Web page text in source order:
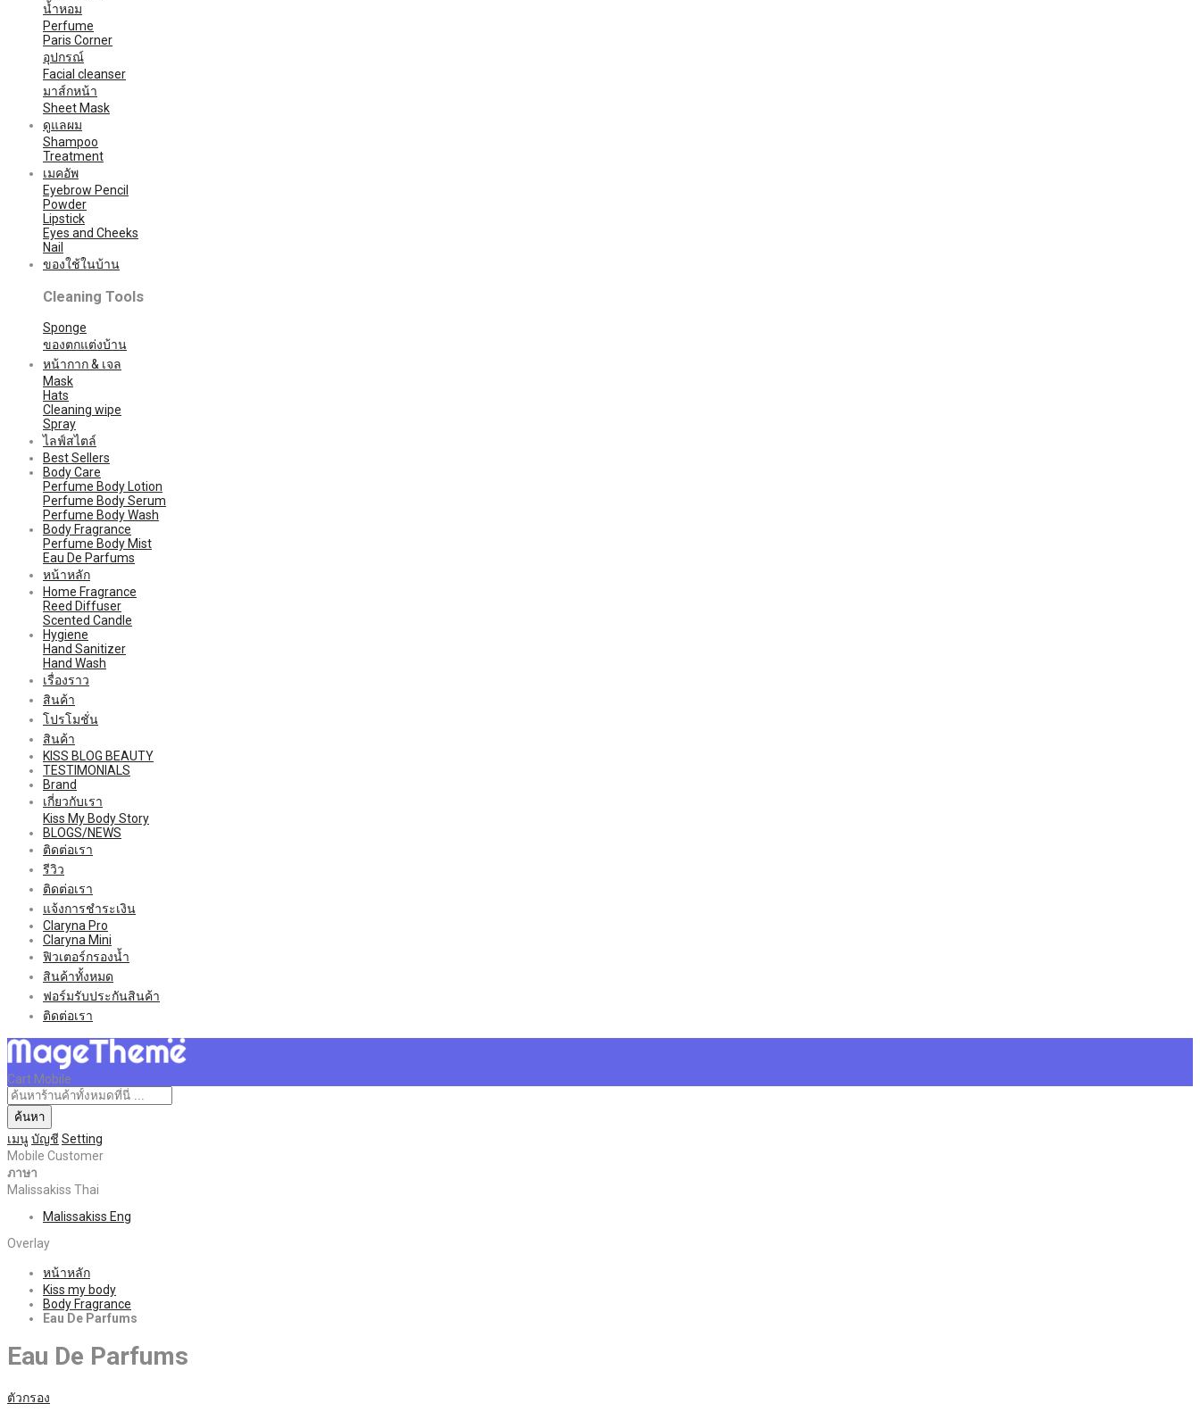
น้ำหอม
Perfume
Paris Corner
อุปกรณ์
Facial cleanser
มาส์กหน้า
Sheet Mask
ดูแลผม
Shampoo
Treatment
เมคอัพ
Eyebrow Pencil
Powder
Lipstick
Eyes and Cheeks
Nail
ของใช้ในบ้าน
Cleaning Tools
Sponge
ของตกแต่งบ้าน
หน้ากาก & เจล
Mask
Hats
Cleaning wipe
Spray
ไลฟ์สไตล์
Best Sellers
Body Care
Perfume Body Lotion
Perfume Body Serum
Perfume Body Wash
Body Fragrance
Perfume Body Mist
Eau De Parfums
หน้าหลัก
Home Fragrance
Reed Diffuser
Scented Candle
Hygiene
Hand Sanitizer
Hand Wash
เรื่องราว
สินค้า
โปรโมชั่น
สินค้า
KISS BLOG BEAUTY
TESTIMONIALS
Brand
เกี่ยวกับเรา
Kiss My Body Story
BLOGS/NEWS
ติดต่อเรา
รีวิว
ติดต่อเรา
แจ้งการชำระเงิน
Claryna Pro
Claryna Mini
ฟิวเตอร์กรองน้ำ
สินค้าทั้งหมด
ฟอร์มรับประกันสินค้า
ติดต่อเรา
Cart Mobile
ค้นหา
เมนูบัญชี Setting
Mobile Customer
ภาษา
Malissakiss Thai
Malissakiss Eng
Overlay
หน้าหลัก
Kiss my body
Body Fragrance
Eau De Parfums
Eau De Parfums
ตัวกรอง